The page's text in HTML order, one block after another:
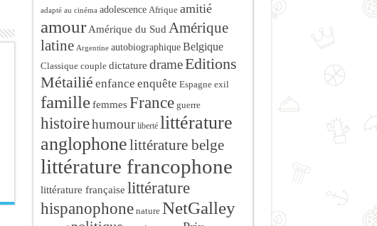
adapté au cinéma adolescence Afrique amitié
amour Amérique du Sud Amérique
latine Argentine autobiographique Belgique
Classique couple dictature drameEditions
Métailié enfance enquête Espagne exil
famille femmes France guerre
histoirehumour liberté littérature
anglophonelittérature belge
littérature francophone
littérature française littérature
hispanophone nature NetGalley